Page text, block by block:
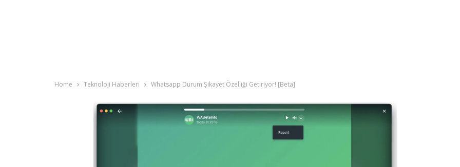
Home Teknoloji Haberleri Whatsapp Durum Şikayet Özelliği Getiriyor! [Beta]